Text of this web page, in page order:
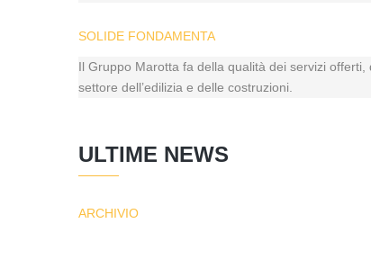
SOLIDE FONDAMENTA
Il Gruppo Marotta fa della qualità dei servizi
settore dell’edilizia e delle costruzioni.
ULTIME NEWS
ARCHIVIO